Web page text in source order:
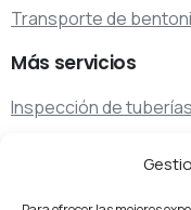
Transporte de
Más servicios
Inspección de